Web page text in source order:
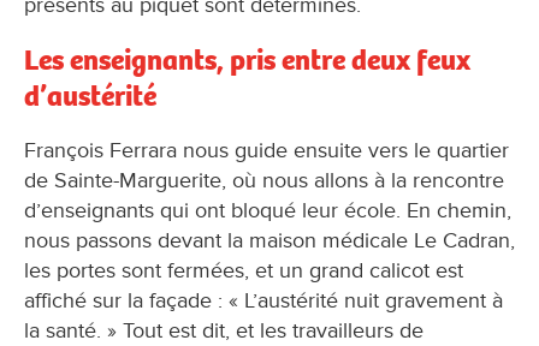
Les enseignants, pris entre deux feux
d’austérité
François Ferrara nous guide ensuite vers le quartier
de Sainte-Marguerite, où nous allons à la rencontre
d’enseignants qui ont bloqué leur école. En chemin,
nous passons devant la maison médicale Le Cadran,
les portes sont fermées, et un grand calicot est
affiché sur la façade : « L’austérité nuit gravement à
la santé. » Tout est dit, et les travailleurs de